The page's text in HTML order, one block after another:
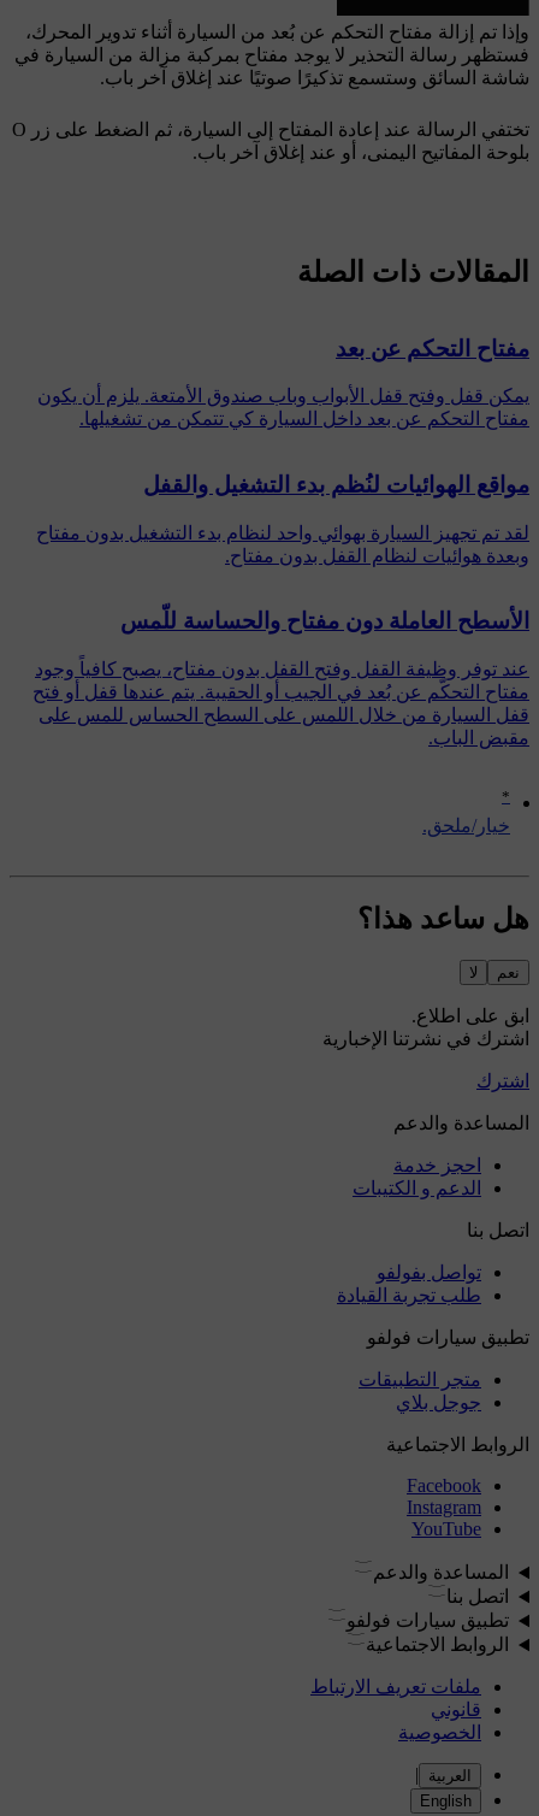
وإذا تم إزالة مفتاح التحكم عن بُعد من السيارة أثناء تدوير المحرك،
فستظهر رسالة التحذير لا يوجد مفتاح بمركبة مزالة من السيارة في
شاشة السائق وستسمع تذكيرًا صوتيًا عند إغلاق آخر باب.
تختفي الرسالة عند إعادة المفتاح إلى السيارة، ثم الضغط على زر O
بلوحة المفاتيح اليمنى، أو عند إغلاق آخر باب.
*
‏خيار/ملحق.
المقالات ذات الصلة
مفتاح التحكم عن بعد
يمكن قفل وفتح قفل الأبواب وباب صندوق الأمتعة. يلزم أن يكون
مفتاح التحكم عن بعد داخل السيارة كي تتمكن من تشغيلها.
مواقع الهوائيات لنُظم بدء التشغيل والقفل
لقد تم تجهيز السيارة بهوائي واحد لنظام بدء التشغيل بدون مفتاح
وبعدة هوائيات لنظام القفل بدون مفتاح.
الأسطح العاملة دون مفتاح والحساسة للّمس
عند توفر وظيفة القفل وفتح القفل بدون مفتاح، يصبح كافياً وجود
مفتاح التحكّم عن بُعد في الجيب أو الحقيبة. يتم عندها قفل أو فتح
قفل السيارة من خلال اللمس على السطح الحساس للمس على
مقبض الباب.
هل ساعد هذا؟
نعم لا